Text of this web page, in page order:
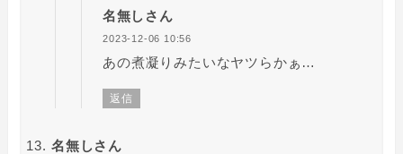
名無しさん
2023-12-06 10:56
あの煮凝りみたいなヤツらかぁ…
返信
名無しさん